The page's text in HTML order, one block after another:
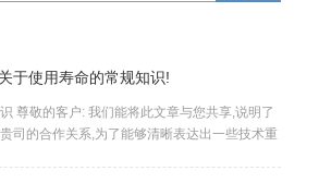
11-22
11-02
2021
于使用寿命的常规知识!
尊敬的客户: 我们能将此文章与您共享,说明了
司的合作关系,为了能够清晰表达出一些技术重